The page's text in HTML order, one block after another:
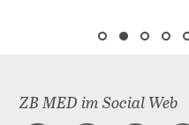
ZB MED im Social Web